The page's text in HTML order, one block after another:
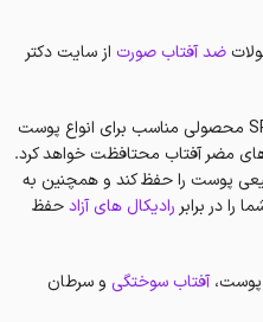
ضد آفتاب صورت از سایت دکتر
بدون رنگ الارو SPF50 محصولی مناسب برای انواع پوست
مضر آفتاب محتافظت خواهد کرد.
پوست را حفظ کند و همچنین به
در برابر رادیکال های آزادحفظ
پوست، آفتاب سوختگی و سرطان